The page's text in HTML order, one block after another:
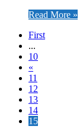
Read More »
First
...
10
«
11
12
13
14
15